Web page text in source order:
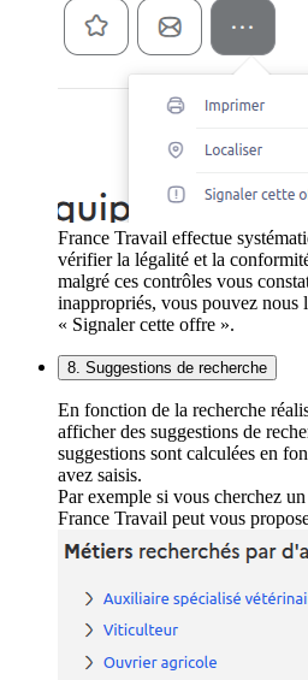
France Travail effectue
vérifier la légalité et la
malgré ces contrôles vous
inappropriés, vous pouvez nous
« Signaler cette offre ».
8. Suggestions de recherche
En fonction de la recherche
afficher des suggestions de
suggestions sont calculées en
avez saisis.
Par exemple si vous cherchez
France Travail peut vous